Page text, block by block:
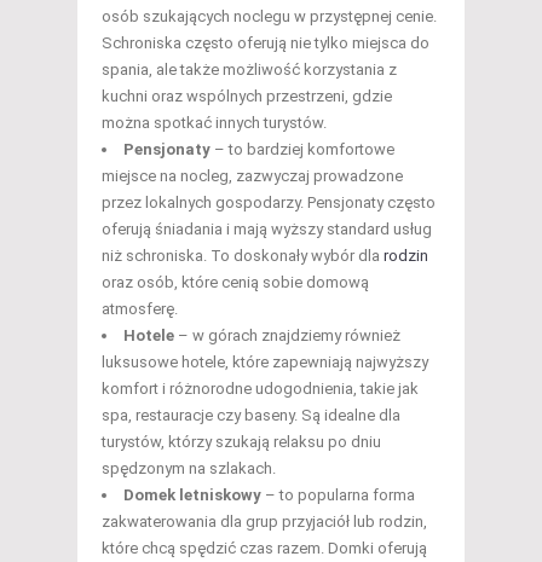
osób szukających noclegu w przystępnej cenie.
Schroniska często oferują nie tylko miejsca do
spania, ale także możliwość korzystania z
kuchni oraz wspólnych przestrzeni, gdzie
można spotkać innych turystów.
Pensjonaty – to bardziej komfortowe
miejsce na nocleg, zazwyczaj prowadzone
przez lokalnych gospodarzy. Pensjonaty często
oferują śniadania i mają wyższy standard usług
niż schroniska. To doskonały wybór dla rodzin
oraz osób, które cenią sobie domową
atmosferę.
Hotele – w górach znajdziemy również
luksusowe hotele, które zapewniają najwyższy
komfort i różnorodne udogodnienia, takie jak
spa, restauracje czy baseny. Są idealne dla
turystów, którzy szukają relaksu po dniu
spędzonym na szlakach.
Domek letniskowy – to popularna forma
zakwaterowania dla grup przyjaciół lub rodzin,
które chcą spędzić czas razem. Domki oferują